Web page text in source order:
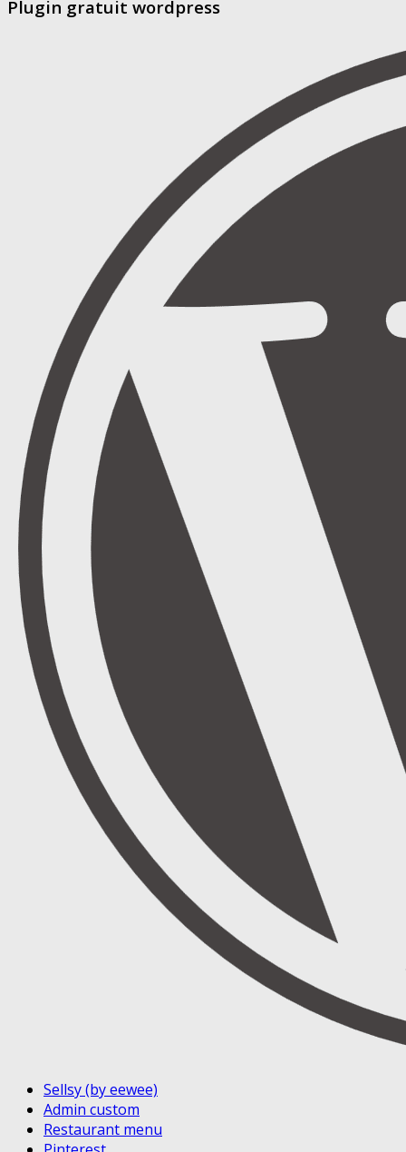
Plugin gratuit wordpress
Sellsy (by eewee)
Admin custom
Restaurant menu